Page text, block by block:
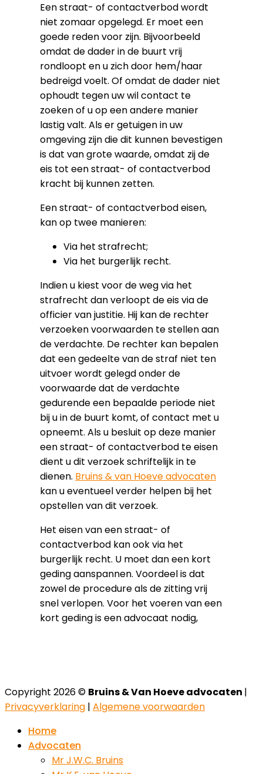
Een straat- of contactverbod wordt
niet zomaar opgelegd. Er moet een
goede reden voor zijn. Bijvoorbeeld
omdat de dader in de buurt vrij
rondloopt en u zich door hem/haar
bedreigd voelt. Of omdat de dader niet
ophoudt tegen uw wil contact te
zoeken of u op een andere manier
lastig valt. Als er getuigen in uw
omgeving zijn die dit kunnen bevestigen
is dat van grote waarde, omdat zij de
eis tot een straat- of contactverbod
kracht bij kunnen zetten.
Een straat- of contactverbod eisen,
kan op twee manieren:
Via het strafrecht;
Via het burgerlijk recht.
Indien u kiest voor de weg via het
strafrecht dan verloopt de eis via de
officier van justitie. Hij kan de rechter
verzoeken voorwaarden te stellen aan
de verdachte. De rechter kan bepalen
dat een gedeelte van de straf niet ten
uitvoer wordt gelegd onder de
voorwaarde dat de verdachte
gedurende een bepaalde periode niet
bij u in de buurt komt, of contact met u
opneemt. Als u besluit op deze manier
een straat- of contactverbod te eisen
dient u dit verzoek schriftelijk in te
dienen. Bruins & van Hoeve advocaten
kan u eventueel verder helpen bij het
opstellen van dit verzoek.
Het eisen van een straat- of
contactverbod kan ook via het
burgerlijk recht. U moet dan een kort
geding aanspannen. Voordeel is dat
zowel de procedure als de zitting vrij
snel verlopen. Voor het voeren van een
kort geding is een advocaat nodig,
Copyright 2026 © Bruins & Van Hoeve advocaten |
Privacyverklaring | Algemene voorwaarden
Home
Advocaten
Mr J.W.C. Bruins